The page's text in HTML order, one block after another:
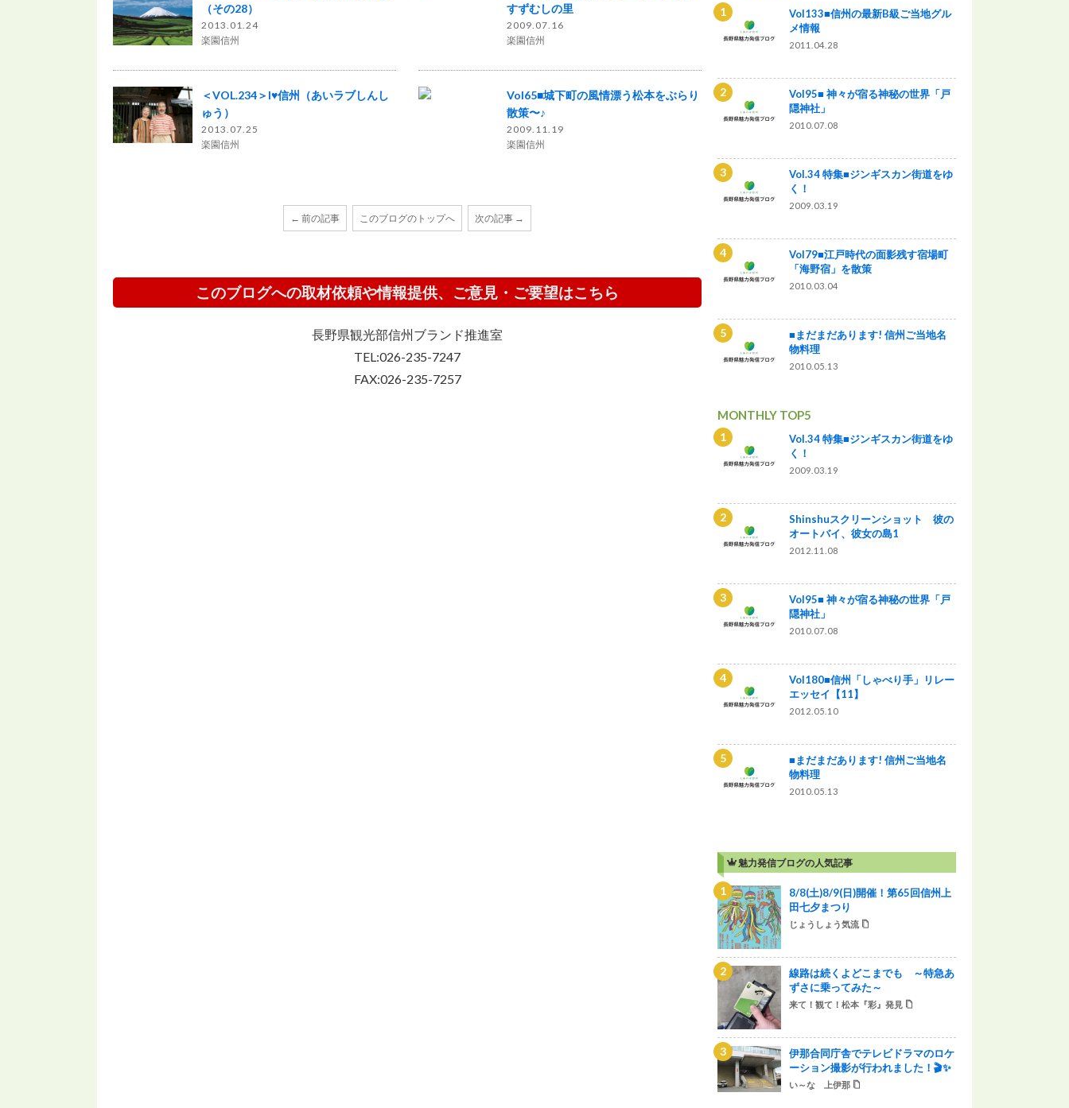
（その28）
2013.01.24
楽園信州
すずむしの里
2009.07.16
楽園信州
＜VOL.234＞I♥信州（あいラブしんし
ゅう）
2013.07.25
楽園信州
Vol65■城下町の風情漂う松本をぶらり
散策〜♪
2009.11.19
楽園信州
← 前の記事 このブログのトップへ 次の記事 →
このブログへの取材依頼や情報提供、ご意見・ご要望はこちら
長野県観光部信州ブランド推進室
TEL:026-235-7247
FAX:026-235-7257
Vol133■信州の最新B級ご当地グル
メ情報
2011.04.28
Vol95■ 神々が宿る神秘の世界「戸
隠神社」
2010.07.08
Vol.34 特集■ジンギスカン街道をゆ
く！
2009.03.19
Vol79■江戸時代の面影残す宿場町
「海野宿」を散策
2010.03.04
■まだまだあります! 信州ご当地名
物料理
2010.05.13
MONTHLY TOP5
Vol.34 特集■ジンギスカン街道をゆ
く！
2009.03.19
Shinshuスクリーンショット 彼の
オートバイ、彼女の島1
2012.11.08
Vol95■ 神々が宿る神秘の世界「戸
隠神社」
2010.07.08
Vol180■信州「しゃべり手」リレー
エッセイ【11】
2012.05.10
■まだまだあります! 信州ご当地名
物料理
2010.05.13
魅力発信ブログの人気記事
8/8(土)8/9(日)開催！第65回信州上
田七夕まつり
じょうしょう気流
線路は続くよどこまでも ～特急あ
ずさに乗ってみた～
来て！観て！松本『彩』発見
伊那合同庁舎でテレビドラマのロケ
ーション撮影が行われました！🎬✨
い～な 上伊那